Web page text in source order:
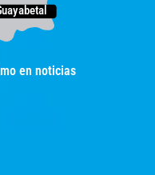
en noticias